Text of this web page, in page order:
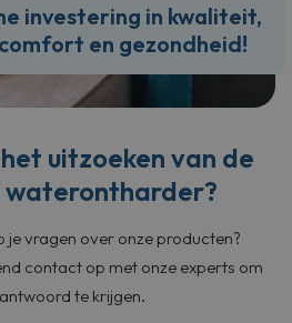
investering in kwaliteit,
en gezondheid!
uitzoeken van de
waterontharder?
je vragen over onze producten?
contact op met onze experts om
te krijgen.